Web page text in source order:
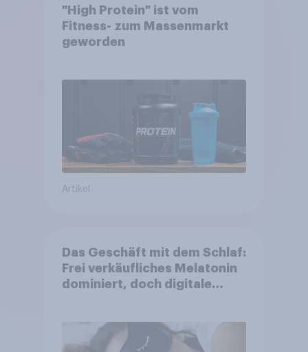
"High Protein" ist vom
Fitness- zum Massenmarkt
geworden
Artikel
Das Geschäft mit dem Schlaf:
Frei verkäufliches Melatonin
dominiert, doch digitale